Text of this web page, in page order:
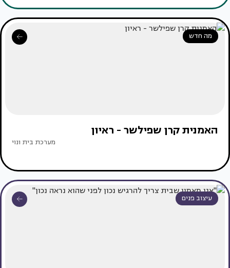
מה חדש
האמנית קרן שפילשר - ראיון
מערכת בית ונוי
עיצוב פנים